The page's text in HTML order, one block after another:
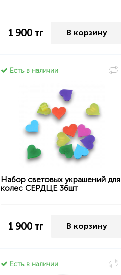
1 900тг В корзину
Есть в наличии
Набор световых украшений для
колес СЕРДЦЕ 36шт
1 900тг В корзину
Есть в наличии